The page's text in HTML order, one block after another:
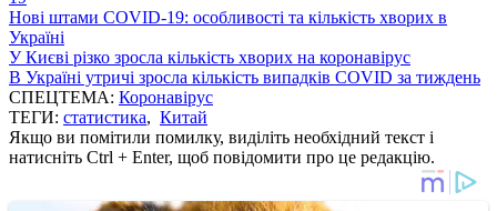
Нові штами COVID-19: особливості та кількість хворих в
Україні
У Києві різко зросла кількість хворих на коронавірус
В Україні утричі зросла кількість випадків COVID за тиждень
СПЕЦТЕМА: Коронавірус
ТЕГИ: статистика, Китай
Якщо ви помітили помилку, виділіть необхідний текст і
натисніть Ctrl + Enter, щоб повідомити про це редакцію.